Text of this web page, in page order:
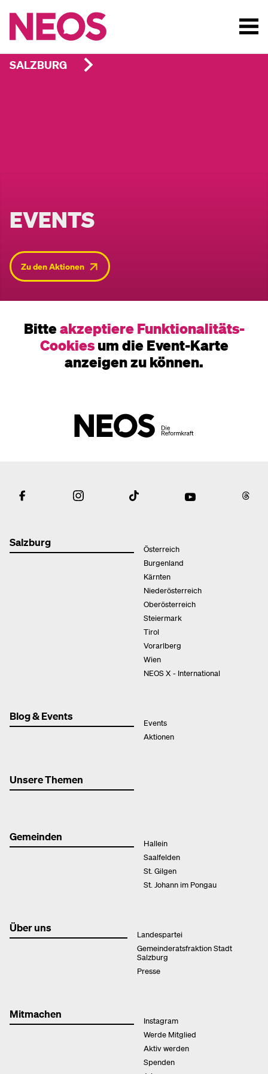
SALZBURG
EVENTS
Zu den Aktionen
Bitteakzeptiere Funktionalitäts-
Cookiesum die Event-Karte
anzeigen zu können.
Salzburg
Österreich
Burgenland
Kärnten
Niederösterreich
Oberösterreich
Steiermark
Tirol
Vorarlberg
Wien
NEOS X - International
Blog & Events
Events
Aktionen
Unsere Themen
Gemeinden
Hallein
Saalfelden
St. Gilgen
St. Johann im Pongau
Über uns
Landespartei
Gemeinderatsfraktion Stadt
Salzburg
Presse
Mitmachen
Instagram
Werde Mitglied
Aktiv werden
Spenden